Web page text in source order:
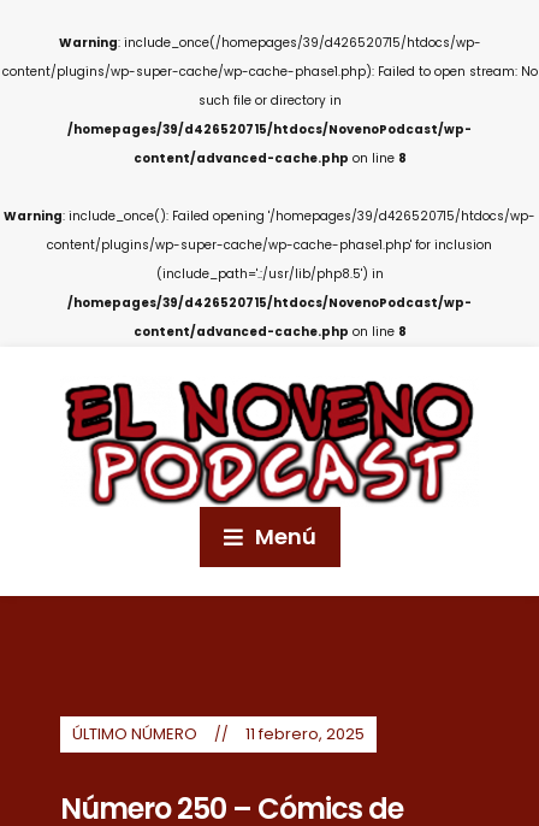
Warning: include_once(/homepages/39/d426520715/htdocs/wp-
content/plugins/wp-super-cache/wp-cache-phase1.php): Failed to open stream: No
such file or directory in
/homepages/39/d426520715/htdocs/NovenoPodcast/wp-
content/advanced-cache.php on line 8
Warning: include_once(): Failed opening '/homepages/39/d426520715/htdocs/wp-
content/plugins/wp-super-cache/wp-cache-phase1.php' for inclusion
(include_path='.:/usr/lib/php8.5') in
/homepages/39/d426520715/htdocs/NovenoPodcast/wp-
content/advanced-cache.php on line 8
Menú
ÚLTIMO NÚMERO 11 febrero, 2025
Número 250 – Cómics de